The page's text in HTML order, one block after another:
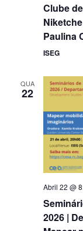
Clube
Paulina
ISEG
QUA
22
Abril 22 @
2026 |